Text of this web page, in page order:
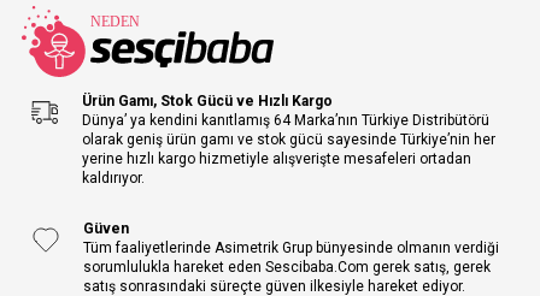
Ürün Gamı, Stok Gücü ve Hızlı Kargo
Dünya’ ya kendini kanıtlamış 64 Marka’nın Türkiye Distribütörü
olarak geniş ürün gamı ve stok gücü sayesinde Türkiye’nin her
yerine hızlı kargo hizmetiyle alışverişte mesafeleri ortadan
kaldırıyor.
Güven
Tüm faaliyetlerinde Asimetrik Grup bünyesinde olmanın verdiği
sorumlulukla hareket eden Sescibaba.Com gerek satış, gerek
satış sonrasındaki süreçte güven ilkesiyle hareket ediyor.